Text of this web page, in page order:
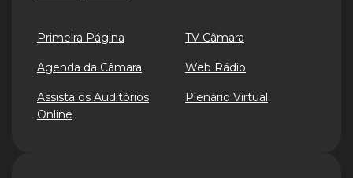
Primeira Página
Agenda da Câmara
Assista os Auditórios
Online
TV Câmara
Web Rádio
Plenário Virtual